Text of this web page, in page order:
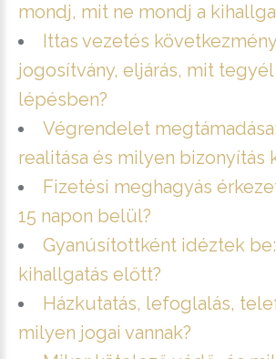
mondj, mit ne mondj a
Ittas vezetés
jogosítvány, eljárás, mit
lépésben?
Végrendelet
realitása és milyen bizonyítás
Fizetési meghagyás
15 napon belül?
Gyanúsítottként idéztek
kihallgatás előtt?
Házkutatás, lefoglalás,
milyen jogai vannak?